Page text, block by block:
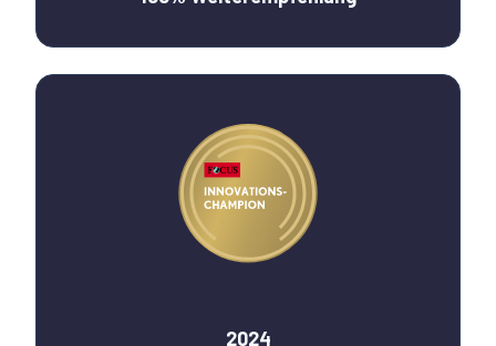
2024